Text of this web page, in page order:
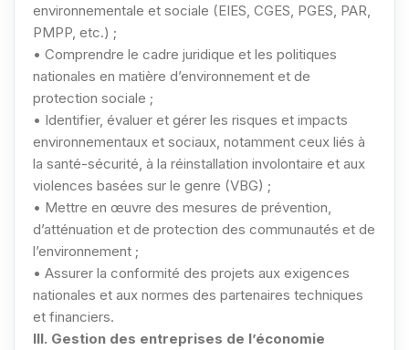
environnementale et sociale (EIES, CGES, PGES, PAR,
PMPP, etc.) ;
• Comprendre le cadre juridique et les politiques
nationales en matière d’environnement et de
protection sociale ;
• Identifier, évaluer et gérer les risques et impacts
environnementaux et sociaux, notamment ceux liés à
la santé-sécurité, à la réinstallation involontaire et aux
violences basées sur le genre (VBG) ;
• Mettre en œuvre des mesures de prévention,
d’atténuation et de protection des communautés et de
l’environnement ;
• Assurer la conformité des projets aux exigences
nationales et aux normes des partenaires techniques
et financiers.
III. Gestion des entreprises de l’économie